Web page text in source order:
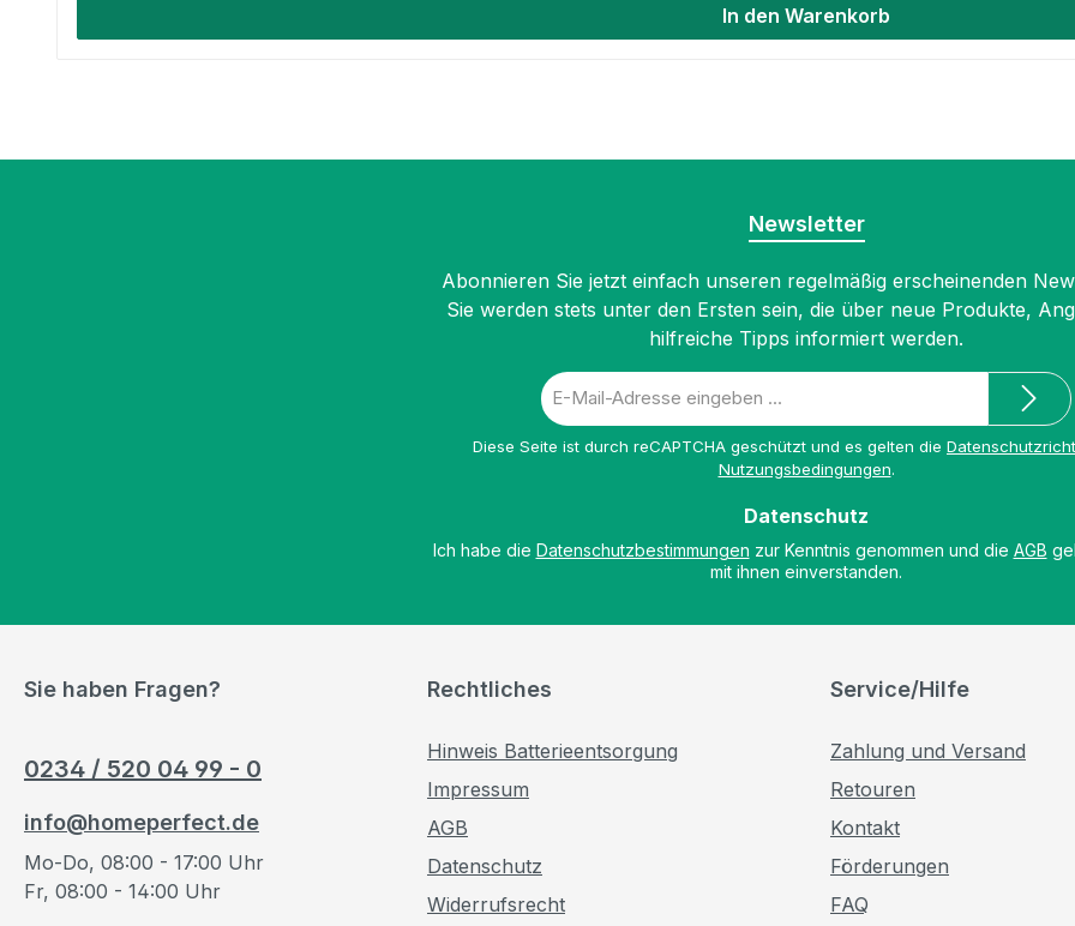
In den Warenkorb
Newsletter
Abonnieren Sie jetzt einfach unseren regelmäßig erscheinenden
Sie werden stets unter den Ersten sein, die über neue Produkte,
hilfreiche Tipps informiert werden.
E-
Mail-
Diese Seite ist durch reCAPTCHA geschützt und es gelten die
Nutzungsbedingungen.
Datenschutz
Ich habe die Datenschutzbestimmungen zur Kenntnis genommen und die AGB
mit ihnen einverstanden.
Sie haben Fragen?
0234 / 520 04 99 - 0
info@homeperfect.de
Mo-Do, 08:00 - 17:00 Uhr
Fr, 08:00 - 14:00 Uhr
Rechtliches
Hinweis Batterieentsorgung
Impressum
AGB
Datenschutz
Widerrufsrecht
Service/Hilfe
Zahlung und Versand
Retouren
Kontakt
Förderungen
FAQ